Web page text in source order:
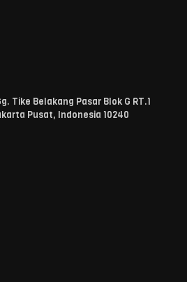
Tike Belakang Pasar Blok G RT.1
Pusat, Indonesia 10240